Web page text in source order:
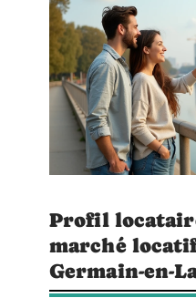
Profil
marché
Germain-en-